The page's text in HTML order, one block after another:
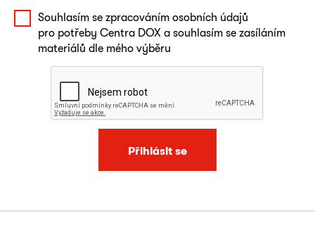
Souhlasím se zpracováním osobních údajů
pro potřeby Centra DOX a souhlasím se zasíláním
materiálů dle mého výběru
Přihlásit se